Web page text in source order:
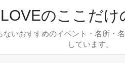
のここだけ
いおすすめのイベント・名所・
しています。